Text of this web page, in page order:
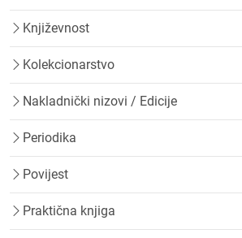
Književnost
Kolekcionarstvo
Nakladnički nizovi / Edicije
Periodika
Povijest
Praktična knjiga